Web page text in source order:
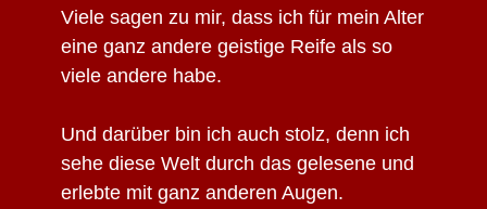
Viele sagen zu mir, dass ich für mein Alter
eine ganz andere geistige Reife als so
viele andere habe.
Und darüber bin ich auch stolz, denn ich
sehe diese Welt durch das gelesene und
erlebte mit ganz anderen Augen.